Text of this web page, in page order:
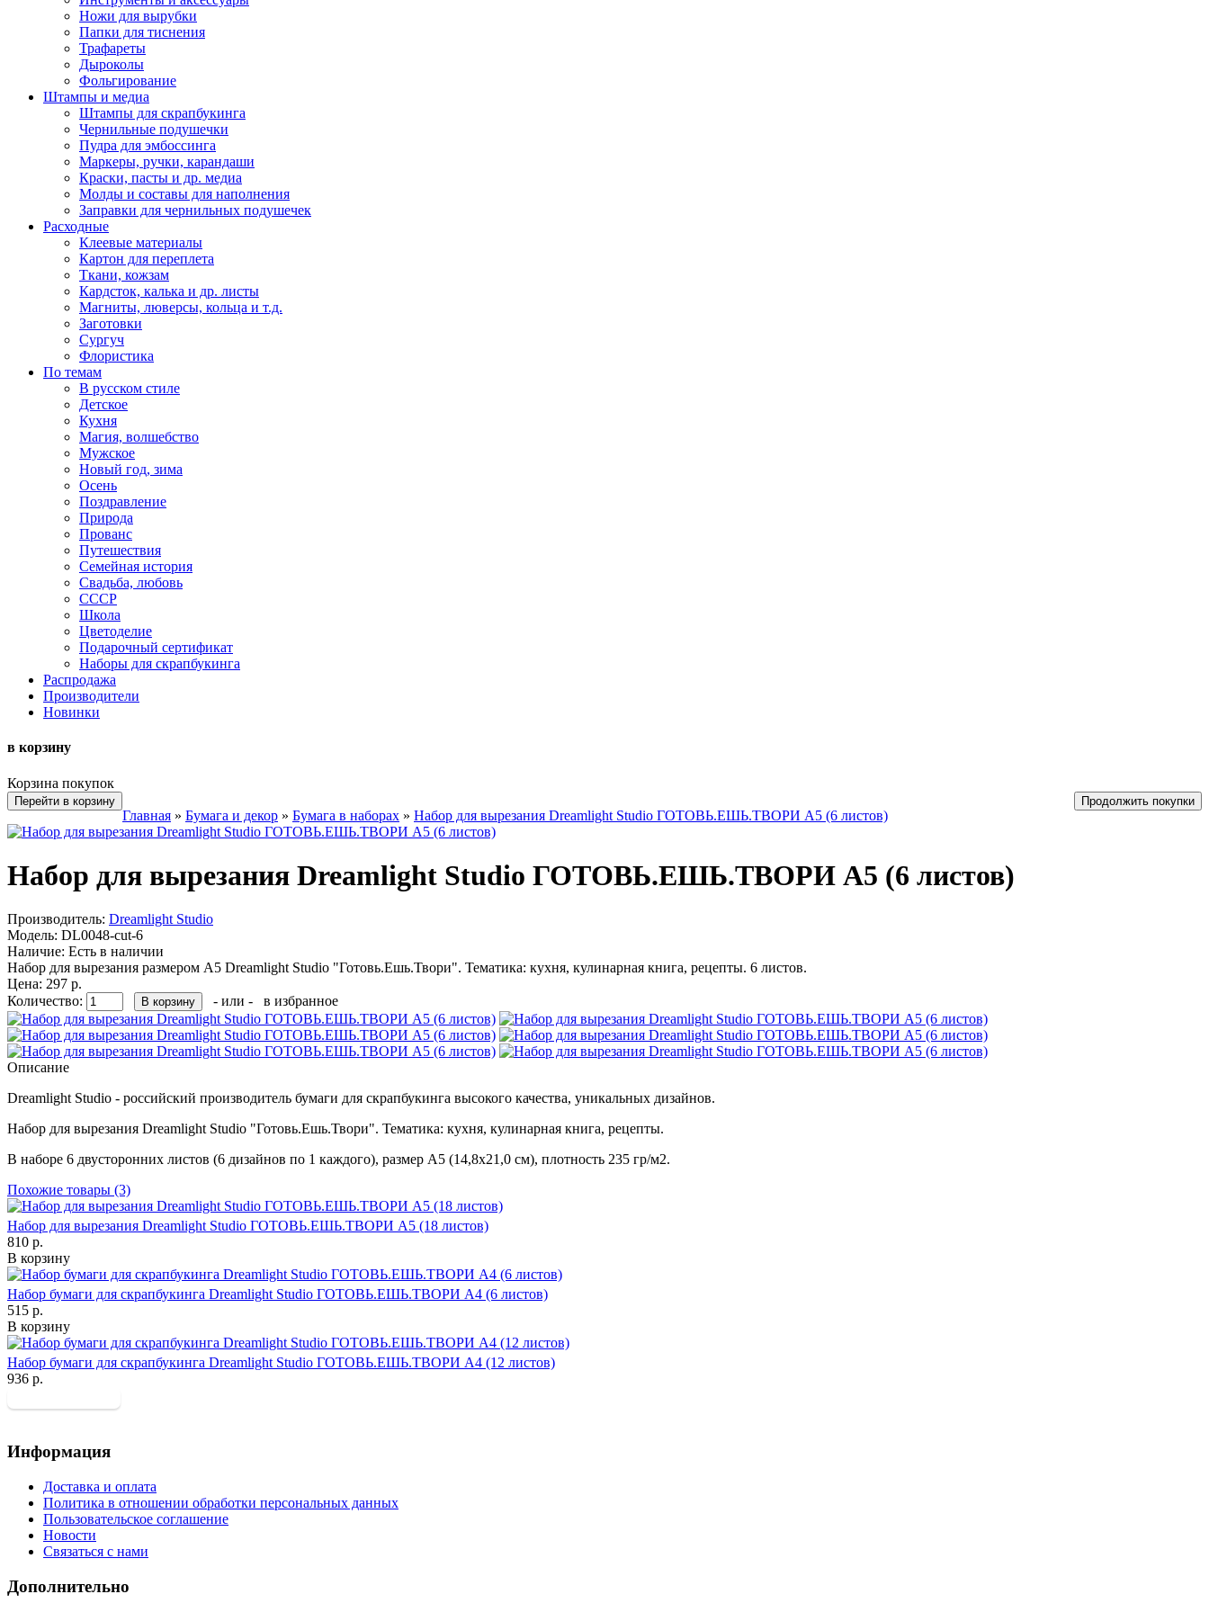
Ножи для вырубки
Папки для тиснения
Трафареты
Дыроколы
Фольгирование
Штампы и медиа
Штампы для скрапбукинга
Чернильные подушечки
Пудра для эмбоссинга
Маркеры, ручки, карандаши
Краски, пасты и др. медиа
Молды и составы для наполнения
Заправки для чернильных подушечек
Расходные
Клеевые материалы
Картон для переплета
Ткани, кожзам
Кардсток, калька и др. листы
Магниты, люверсы, кольца и т.д.
Заготовки
Сургуч
Флористика
По темам
В русском стиле
Детское
Кухня
Магия, волшебство
Мужское
Новый год, зима
Осень
Поздравление
Природа
Прованс
Путешествия
Семейная история
Свадьба, любовь
СССР
Школа
Цветоделие
Подарочный сертификат
Наборы для скрапбукинга
Распродажа
Производители
Новинки
в корзину
Корзина покупок
Перейти в корзину Продолжить покупки
Главная » Бумага и декор » Бумага в наборах » Набор для вырезания Dreamlight Studio ГОТОВЬ.ЕШЬ.ТВОРИ А5 (6 листов)
Набор для вырезания Dreamlight Studio ГОТОВЬ.ЕШЬ.ТВОРИ А5 (6 листов)
Производитель: Dreamlight Studio
Модель: DL0048-cut-6
Наличие: Есть в наличии
Набор для вырезания размером А5 Dreamlight Studio "Готовь.Ешь.Твори". Тематика: кухня, кулинарная книга, рецепты. 6 листов.
Цена: 297 р.
Количество:
- или - в избранное
Описание
Dreamlight Studio - российский производитель бумаги для скрапбукинга высокого качества, уникальных дизайнов.
Набор для вырезания Dreamlight Studio "Готовь.Ешь.Твори". Тематика: кухня, кулинарная книга, рецепты.
В наборе 6 двусторонних листов (6 дизайнов по 1 каждого), размер А5 (14,8х21,0 см), плотность 235 гр/м2.
Похожие товары (3)
Набор для вырезания Dreamlight Studio ГОТОВЬ.ЕШЬ.ТВОРИ А5 (18 листов)
810 р.
В корзину
Набор бумаги для скрапбукинга Dreamlight Studio ГОТОВЬ.ЕШЬ.ТВОРИ А4 (6 листов)
515 р.
В корзину
Набор бумаги для скрапбукинга Dreamlight Studio ГОТОВЬ.ЕШЬ.ТВОРИ А4 (12 листов)
936 р.
Информация
Доставка и оплата
Политика в отношении обработки персональных данных
Пользовательское соглашение
Новости
Связаться с нами
Дополнительно